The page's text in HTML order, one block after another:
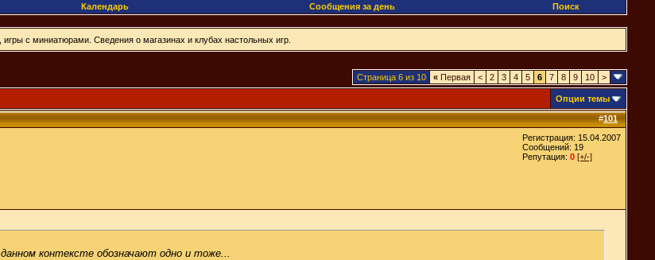
Календарь Сообщения за день Поиск
с миниатюрами. Сведения о магазинах и клубах настольных игр.
Страница 6 из 10 « Первая < 2 3 4 5 6 7 8 9 10 >
Опции темы
#101
Регистрация: 15.04.2007
Сообщений: 19
Репутация: 0 [+/-]
контексте обозначают одно и тоже...